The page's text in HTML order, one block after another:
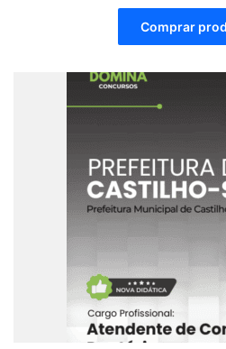
Comprar